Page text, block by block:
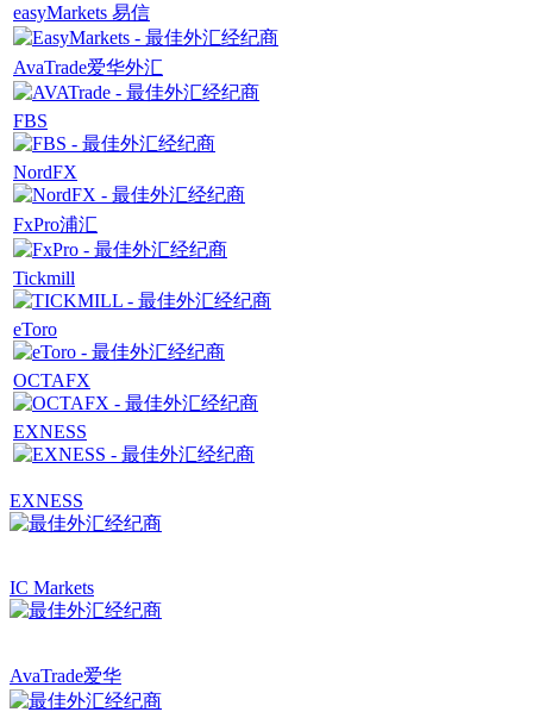
easyMarkets 易信
AvaTrade爱华外汇
FBS
NordFX
FxPro浦汇
Tickmill
eToro
OCTAFX
EXNESS
EXNESS
IC Markets
AvaTrade爱华